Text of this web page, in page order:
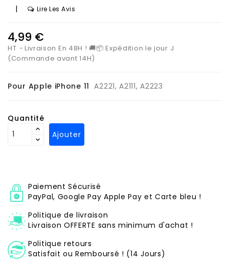
| Lire Les Avis
4,99 €
HT
Livraison En 48H ! 🚚📦 Expédition le jour J
(Commande avant 14H)
Pour Apple iPhone 11 A2221, A2111, A2223
Quantité
Ajouter
Paiement Sécurisé
PayPal, Google Pay Apple Pay et Carte bleu !
Politique de livraison
Livraison OFFERTE sans minimum d'achat !
Politique retours
Satisfait ou Remboursé ! (14 Jours)